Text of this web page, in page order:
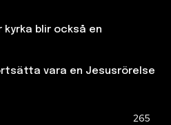
kyrka blir också en
vara en Jesusrörelse
265